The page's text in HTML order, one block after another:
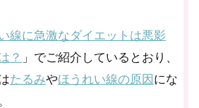
線に急激なダイエットは悪影
？ 」でご紹介しているとおり、
たるみやほうれい線の原因 にな